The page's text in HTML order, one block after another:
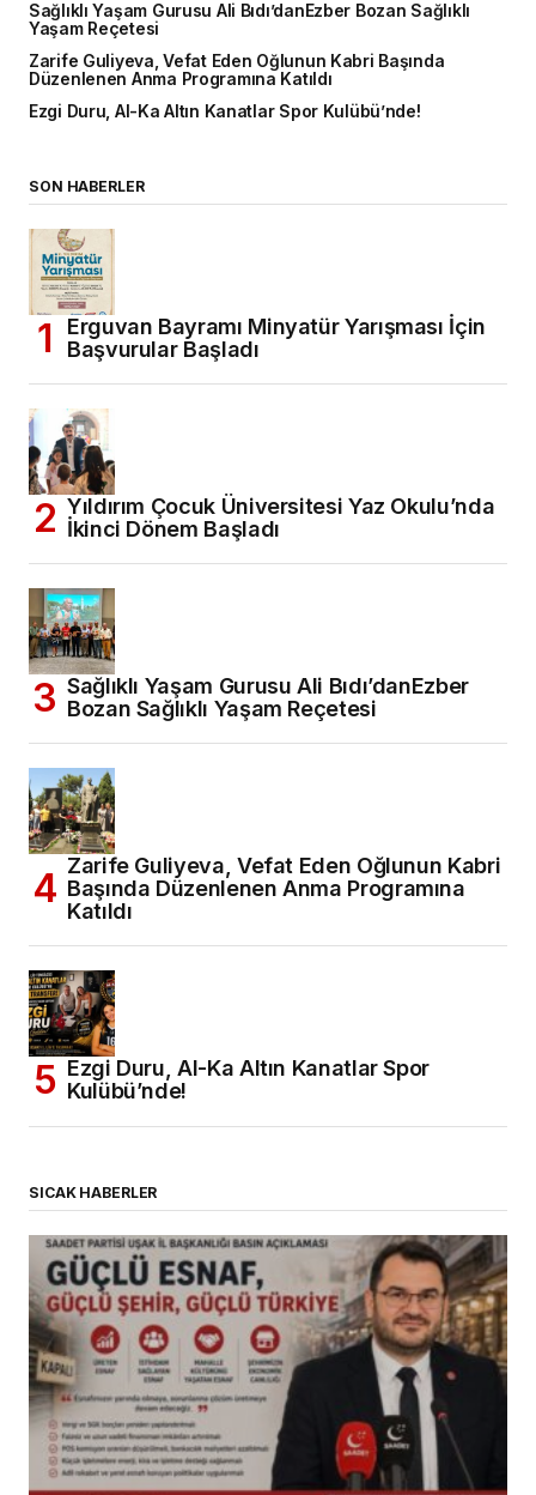
Sağlıklı Yaşam Gurusu Ali Bıdı’danEzber Bozan Sağlıklı
Yaşam Reçetesi
Zarife Guliyeva, Vefat Eden Oğlunun Kabri Başında
Düzenlenen Anma Programına Katıldı
Ezgi Duru, Al-Ka Altın Kanatlar Spor Kulübü’nde!
SON HABERLER
Erguvan Bayramı Minyatür Yarışması İçin
Başvurular Başladı
Yıldırım Çocuk Üniversitesi Yaz Okulu’nda
İkinci Dönem Başladı
Sağlıklı Yaşam Gurusu Ali Bıdı’danEzber
Bozan Sağlıklı Yaşam Reçetesi
Zarife Guliyeva, Vefat Eden Oğlunun Kabri
Başında Düzenlenen Anma Programına
Katıldı
Ezgi Duru, Al-Ka Altın Kanatlar Spor
Kulübü’nde!
SICAK HABERLER